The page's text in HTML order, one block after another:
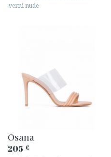
verni nude
Osana
205 €